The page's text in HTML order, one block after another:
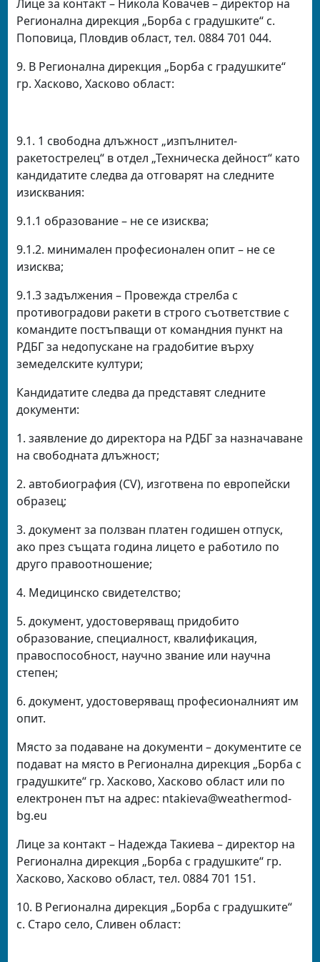
Лице за контакт – Никола Ковачев – директор на
Регионална дирекция „Борба с градушките“ с.
Поповица, Пловдив област, тел. 0884 701 044.
9. В Регионална дирекция „Борба с градушките“
гр. Хасково, Хасково област:
9.1. 1 свободна длъжност „изпълнител-
ракетострелец“ в отдел „Техническа дейност“ като
кандидатите следва да отговарят на следните
изисквания:
9.1.1 образование – не се изисква;
9.1.2. минимален професионален опит – не се
изисква;
9.1.3 задължения – Провежда стрелба с
противоградови ракети в строго съответствие с
командите постъпващи от командния пункт на
РДБГ за недопускане на градобитие върху
земеделските култури;
Кандидатите следва да представят следните
документи:
1. заявление до директора на РДБГ за назначаване
на свободната длъжност;
2. автобиография (CV), изготвена по европейски
образец;
3. документ за ползван платен годишен отпуск,
ако през същата година лицето е работило по
друго правоотношение;
4. Медицинско свидетелство;
5. документ, удостоверяващ придобито
образование, специалност, квалификация,
правоспособност, научно звание или научна
степен;
6. документ, удостоверяващ професионалният им
опит.
Място за подаване на документи – документите се
подават на място в Регионална дирекция „Борба с
градушките“ гр. Хасково, Хасково област или по
електронен път на адрес: ntakieva@weathermod-
bg.eu
Лице за контакт – Надежда Такиева – директор на
Регионална дирекция „Борба с градушките“ гр.
Хасково, Хасково област, тел. 0884 701 151.
10. В Регионална дирекция „Борба с градушките“
с. Старо село, Сливен област: